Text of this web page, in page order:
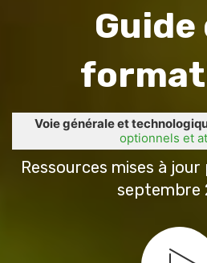
Guide
Voie générale et
optionnels et
Ressources mises à
septembre